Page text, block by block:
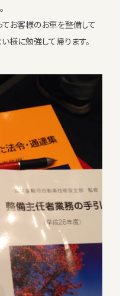
お客様のお車を整備して
様に勉強して帰ります。